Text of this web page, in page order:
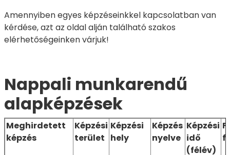
Amennyiben egyes képzéseinkkel kapcsolatban van
kérdése, azt az oldal alján található szakos
elérhetőségeinken várjuk!
Nappali munkarendű
alapképzések
Meghirdetett
képzés
Képzési
terület
Képzési
hely
Képzés
nyelve
Képzési
idő
(félév)